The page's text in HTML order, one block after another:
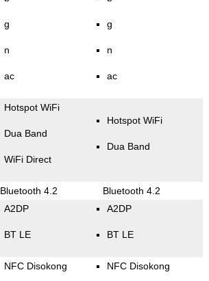
g
n
ac
g
n
ac
Hotspot WiFi
Dua Band
WiFi Direct
Hotspot WiFi
Dua Band
Bluetooth 4.2 Bluetooth 4.2
A2DP
BT LE
A2DP
BT LE
NFC Disokong NFC Disokong